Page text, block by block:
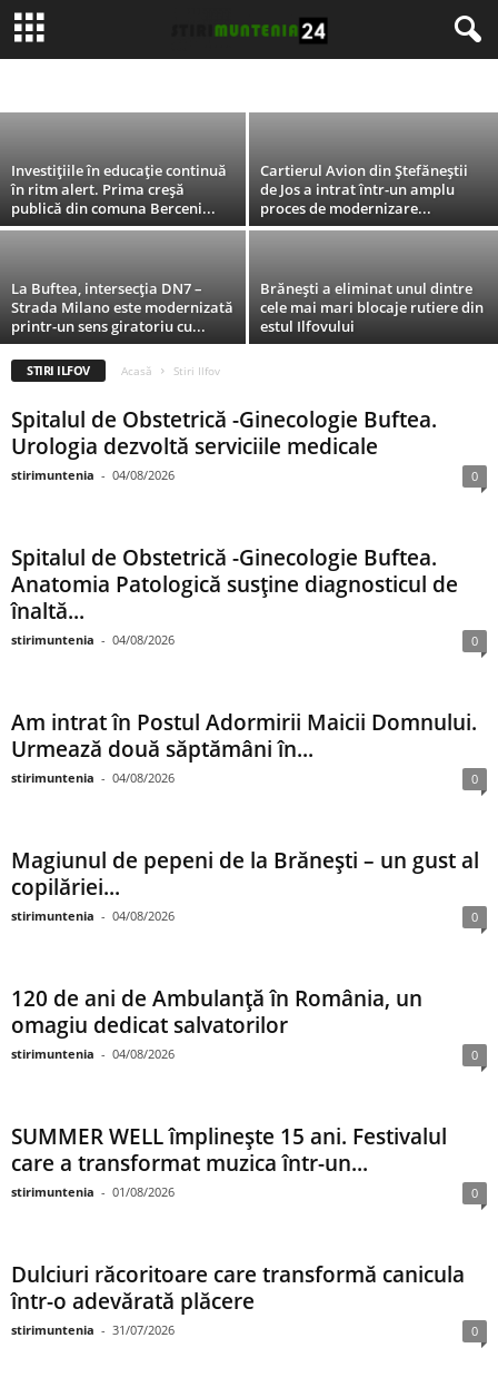
STIRI GIURGIU
STIRI GORJ STIRI IALOMITA STIRI ILFOV
STIRI MEHEDINTI
A apărut Jurnalul de Ilfov!
Investițiile în educație continuă
în ritm alert. Prima creşă
publică din comuna Berceni...
Cartierul Avion din Ştefăneştii
de Jos a intrat într-un amplu
proces de modernizare...
La Buftea, intersecţia DN7 –
Strada Milano este modernizată
printr-un sens giratoriu cu...
Brănești a eliminat unul dintre
cele mai mari blocaje rutiere din
estul Ilfovului
STIRI ILFOV Acasă Stiri Ilfov
Spitalul de Obstetrică -Ginecologie Buftea.
Urologia dezvoltă serviciile medicale
stirimuntenia - 04/08/2026 0
Spitalul de Obstetrică -Ginecologie Buftea.
Anatomia Patologică susţine diagnosticul de
înaltă...
stirimuntenia - 04/08/2026 0
Am intrat în Postul Adormirii Maicii Domnului.
Urmează două săptămâni în...
stirimuntenia - 04/08/2026 0
Magiunul de pepeni de la Brăneşti – un gust al
copilăriei...
stirimuntenia - 04/08/2026 0
120 de ani de Ambulanță în România, un
omagiu dedicat salvatorilor
stirimuntenia - 04/08/2026 0
SUMMER WELL împlinește 15 ani. Festivalul
care a transformat muzica într-un...
stirimuntenia - 01/08/2026 0
Dulciuri răcoritoare care transformă canicula
într-o adevărată plăcere
stirimuntenia - 31/07/2026 0